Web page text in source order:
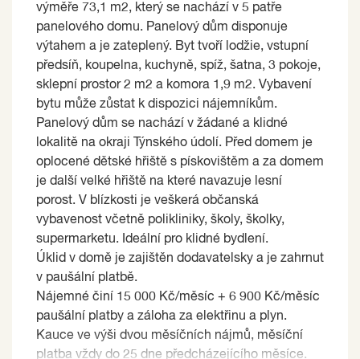
výměře 73,1 m2, který se nachází v 5 patře
panelového domu. Panelový dům disponuje
výtahem a je zateplený. Byt tvoří lodžie, vstupní
předsíň, koupelna, kuchyně, spíž, šatna, 3 pokoje,
sklepní prostor 2 m2 a komora 1,9 m2. Vybavení
bytu může zůstat k dispozici nájemníkům.
Panelový dům se nachází v žádané a klidné
lokalitě na okraji Týnského údolí. Před domem je
oplocené dětské hřiště s pískovištěm a za domem
je další velké hřiště na které navazuje lesní
porost. V blízkosti je veškerá občanská
vybavenost včetně polikliniky, školy, školky,
supermarketu. Ideální pro klidné bydlení.
Úklid v domě je zajištěn dodavatelsky a je zahrnut
v paušální platbě.
Nájemné činí 15 000 Kč/měsíc + 6 900 Kč/měsíc
paušální platby a záloha za elektřinu a plyn.
Kauce ve výši dvou měsíčních nájmů, měsíční
platba vždy do 25 dne předcházejícího měsíce.